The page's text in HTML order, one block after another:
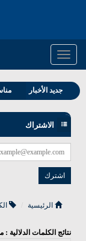
Toggle
navigation
جديد الأخبار
الاشتراك
الرئيسية
نتائج الكلمات الدلالية :